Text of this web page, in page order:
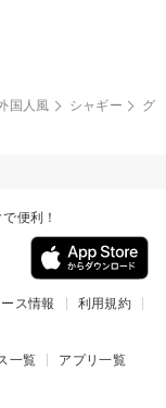
国人風 シャギー
グ
便利！
ス情報
利用規約
一覧 アプリ一覧